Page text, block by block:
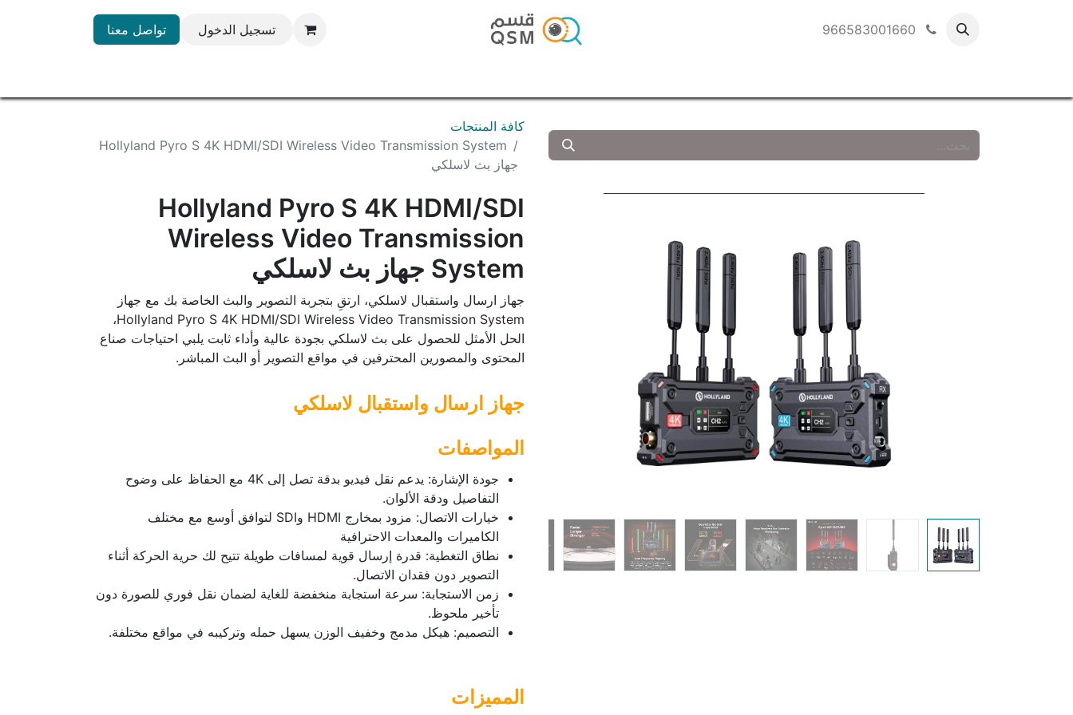
تسجيل الدخول تواصل معنا
كافة المنتجات
Hollyland Pyro S 4K HDMI/SDI Wireless Video Transmission System
جهاز بث لاسلكي
Hollyland Pyro S 4K HDMI/SDI
Wireless Video Transmission
System جهاز بث لاسلكي
جهاز ارسال واستقبال لاسلكي، ارتقِ بتجربة التصوير والبث الخاصة بك مع جهاز
Hollyland Pyro S 4K HDMI/SDI Wireless Video Transmission System،
الحل الأمثل للحصول على بث لاسلكي بجودة عالية وأداء ثابت يلبي احتياجات صناع
المحتوى والمصورين المحترفين في مواقع التصوير أو البث المباشر.
جهاز ارسال واستقبال لاسلكي
المواصفات
جودة الإشارة: يدعم نقل فيديو بدقة تصل إلى 4K مع الحفاظ على وضوح
التفاصيل ودقة الألوان.
خيارات الاتصال: مزود بمخارج HDMI وSDI لتوافق أوسع مع مختلف
الكاميرات والمعدات الاحترافية
نطاق التغطية: قدرة إرسال قوية لمسافات طويلة تتيح لك حرية الحركة أثناء
التصوير دون فقدان الاتصال.
زمن الاستجابة: سرعة استجابة منخفضة للغاية لضمان نقل فوري للصورة دون
تأخير ملحوظ.
التصميم: هيكل مدمج وخفيف الوزن يسهل حمله وتركيبه في مواقع مختلفة.
المميزات